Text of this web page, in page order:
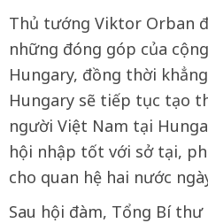
Thủ tướng Viktor Orban
những đóng góp của
Hungary, đồng thời
Hungary sẽ tiếp tục tạo
người Việt Nam tại
hội nhập tốt với sở tại,
cho quan hệ hai nước
Sau hội đàm, Tổng Bí thư